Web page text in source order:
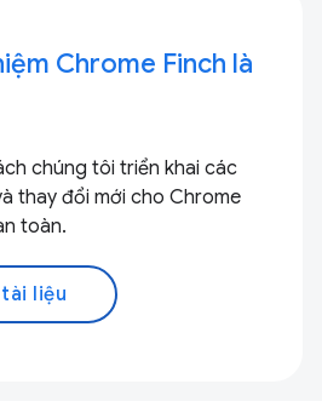
Chrome Finch là
chúng tôi triển khai các
thay đổi mới cho Chrome
toàn.
liệu